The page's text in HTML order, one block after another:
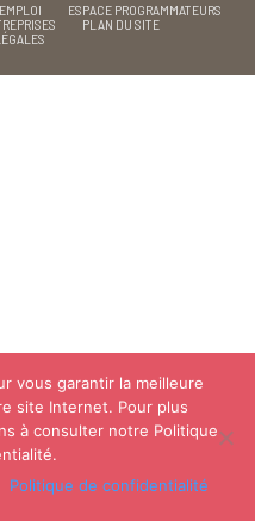
EMPLOI
ESPACE PROGRAMMATEURS
PLAN DU SITE
vous garantir la meilleure
site Internet. Pour plus
à consulter notre Politique
Politique de confidentialité